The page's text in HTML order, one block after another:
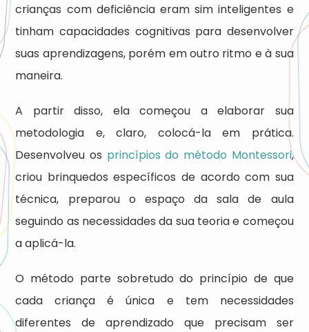
crianças com deficiência eram sim inteligentes e
tinham capacidades cognitivas para desenvolver
suas aprendizagens, porém em outro ritmo e à sua
maneira.
A partir disso, ela começou a elaborar sua
metodologia e, claro, colocá-la em prática.
Desenvolveu os princípios do método Montessori,
criou brinquedos específicos de acordo com sua
técnica, preparou o espaço da sala de aula
seguindo as necessidades da sua teoria e começou
a aplicá-la.
O método parte sobretudo do princípio de que
cada criança é única e tem necessidades
diferentes de aprendizado que precisam ser